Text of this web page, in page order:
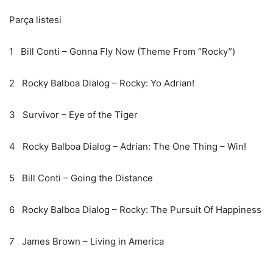
Parça listesi
1 Bill Conti – Gonna Fly Now (Theme From “Rocky”)
2 Rocky Balboa Dialog – Rocky: Yo Adrian!
3 Survivor – Eye of the Tiger
4 Rocky Balboa Dialog – Adrian: The One Thing – Win!
5 Bill Conti – Going the Distance
6 Rocky Balboa Dialog – Rocky: The Pursuit Of Happiness
7 James Brown – Living in America